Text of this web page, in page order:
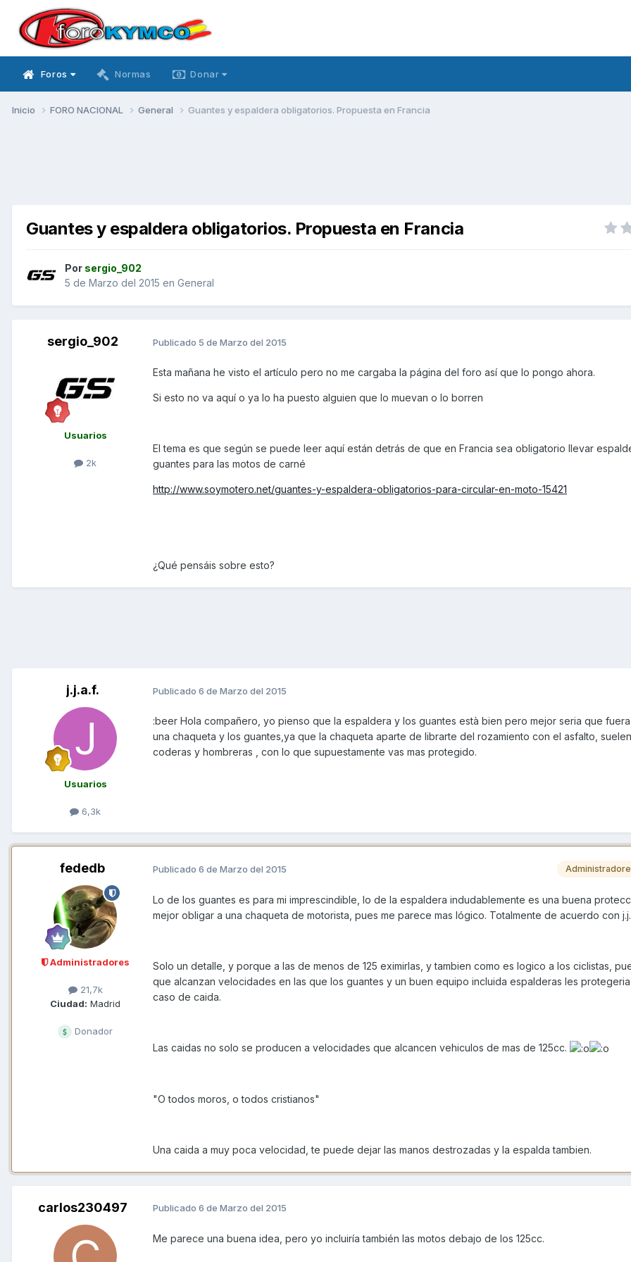
Foros Normas Donar
Inicio FORO NACIONAL General Guantes y espaldera obligatorios. Propuesta en Francia
Guantes y espaldera obligatorios. Propuesta en Francia
Por sergio_902
5 de Marzo del 2015 en General
sergio_902
Usuarios
2k
Publicado 5 de Marzo del 2015
Esta mañana he visto el artículo pero no me cargaba la página del foro así que lo pongo ahora.
Si esto no va aquí o ya lo ha puesto alguien que lo muevan o lo borren
El tema es que según se puede leer aquí están detrás de que en Francia sea obligatorio llevar
guantes para las motos de carné
http://www.soymotero.net/guantes-y-espaldera-obligatorios-para-circular-en-moto-15421
¿Qué pensáis sobre esto?
j.j.a.f.
Usuarios
6,3k
Publicado 6 de Marzo del 2015
:beer Hola compañero, yo pienso que la espaldera y los guantes està bien pero mejor seria que
una chaqueta y los guantes,ya que la chaqueta aparte de librarte del rozamiento con el asfalto,
coderas y hombreras , con lo que supuestamente vas mas protegido.
fededb
Administradores
21,7k
Ciudad: Madrid
Donador
Publicado 6 de Marzo del 2015
Lo de los guantes es para mi imprescindible, lo de la espaldera indudablemente es una buena
mejor obligar a una chaqueta de motorista, pues me parece mas lógico. Totalmente de acuerdo con
Solo un detalle, y porque a las de menos de 125 eximirlas, y tambien como es logico a los ciclistas,
que alcanzan velocidades en las que los guantes y un buen equipo incluida espalderas les
caso de caida.
Las caidas no solo se producen a velocidades que alcancen vehiculos de mas de 125cc.
"O todos moros, o todos cristianos"
Una caida a muy poca velocidad, te puede dejar las manos destrozadas y la espalda tambien.
carlos230497 Publicado 6 de Marzo del 2015
Me parece una buena idea, pero yo incluiría también las motos debajo de los 125cc.